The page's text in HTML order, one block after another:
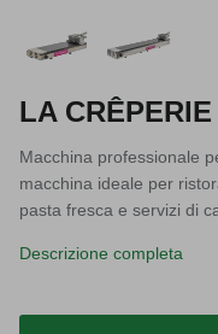
LA CRÊPERIE
Macchina professionale
macchina ideale per
pasta fresca e servizi di
Descrizione completa